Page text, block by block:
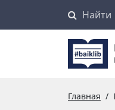
Поиск
Найти
Главная